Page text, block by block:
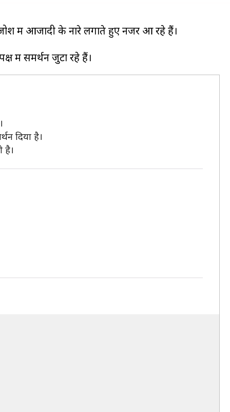
जोश में आजादी के नारे लगाते हुए नजर आ रहे हैं।
दिया है।
है।